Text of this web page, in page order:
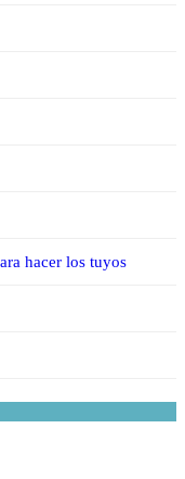
hacer los tuyos